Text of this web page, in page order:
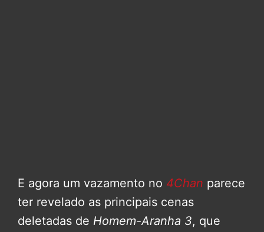
E agora um vazamento no 4Chan parece
ter revelado as principais cenas
deletadas de Homem-Aranha 3, que